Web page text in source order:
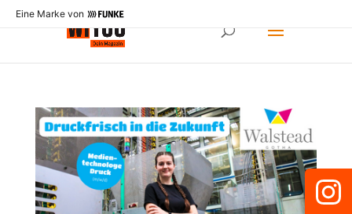
Eine Marke von